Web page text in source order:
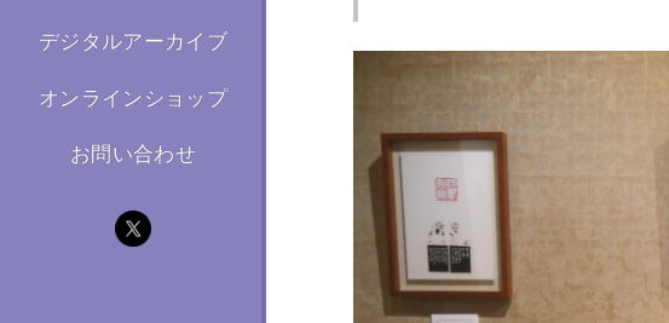
デジタルアーカイブ
オンラインショップ
お問い合わせ